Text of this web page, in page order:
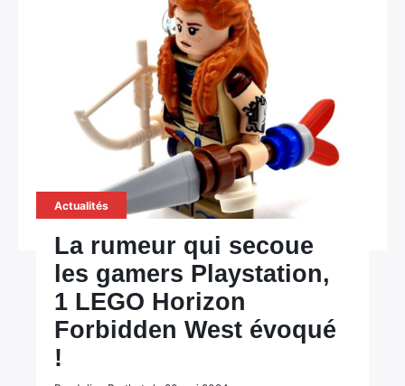
Actualités
La rumeur qui secoue
les gamers Playstation,
1 LEGO Horizon
Forbidden West évoqué
!